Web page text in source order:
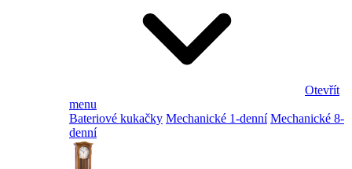
Otevřít
menu
Bateriové kukačky Mechanické 1-denní Mechanické 8-
denní